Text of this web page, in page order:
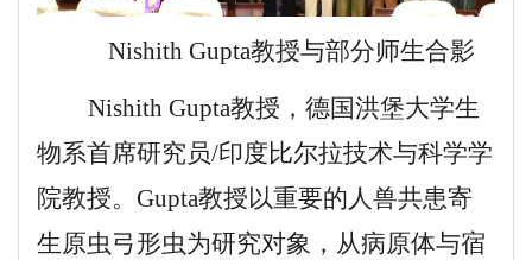
Nishith Gupta教授与部分师生合影
Nishith Gupta教授，德国洪堡大学生
物系首席研究员/印度比尔拉技术与科学学
院教授。Gupta教授以重要的人兽共患寄
生原虫弓形虫为研究对象，从病原体与宿